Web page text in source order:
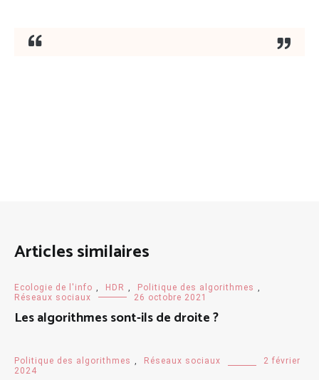
Articles similaires
Ecologie de l'info , HDR , Politique des algorithmes ,
Réseaux sociaux
26 octobre 2021
Les algorithmes sont-ils de droite ?
Politique des algorithmes , Réseaux sociaux
2 février
2024